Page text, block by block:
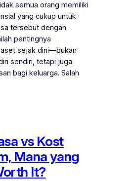
semua orang memiliki
yang cukup untuk
tersebut dengan
pentingnya
sejak dini—bukan
sendiri, tetapi juga
bagi keluarga. Salah
vs Kost
Mana yang
It?